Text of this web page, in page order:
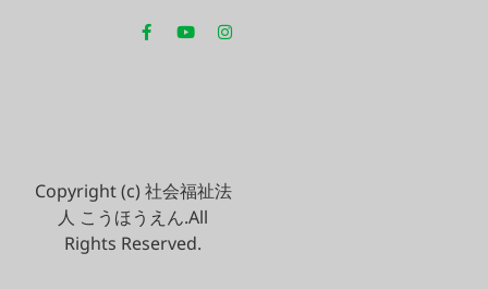
Copyright (c) 社会福祉法
人 こうほうえん.All
Rights Reserved.